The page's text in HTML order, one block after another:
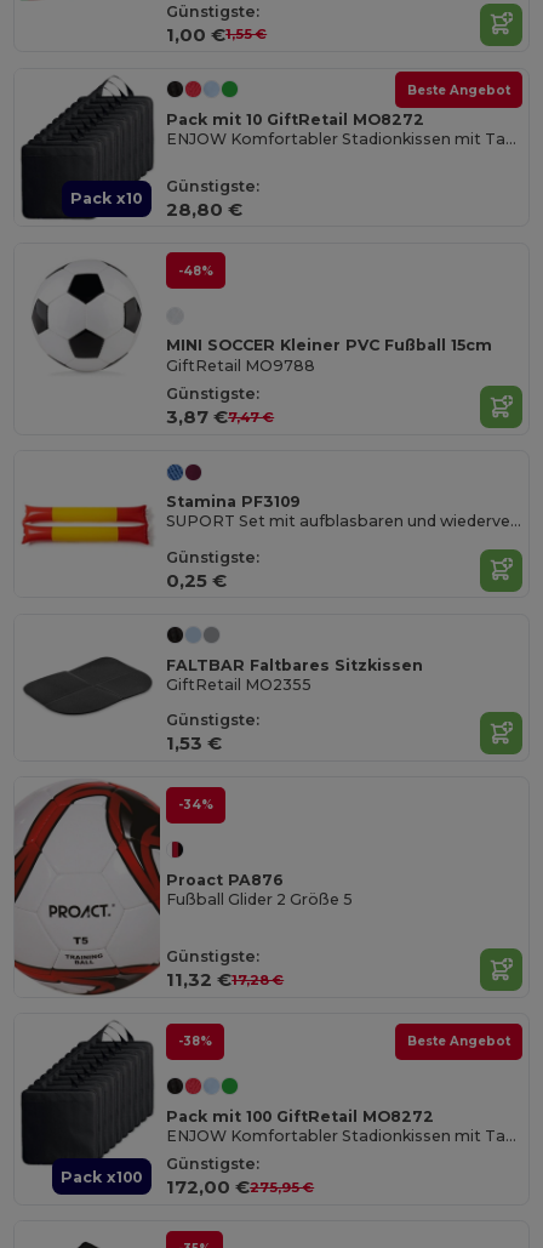
Günstigste:
1,00 €1,55 €
Pack x10
Beste Angebot
Pack mit 10 GiftRetail MO8272
ENJOW Komfortabler Stadionkissen mit Tasche
Günstigste:
28,80 €
-48%
MINI SOCCER Kleiner PVC Fußball 15cm
GiftRetail MO9788
Günstigste:
3,87 €7,47 €
Stamina PF3109
SUPORT Set mit aufblasbaren und wiederverwendbaren Schlagstöcken für Cheeleder aus LDPE
Günstigste:
0,25 €
FALTBAR Faltbares Sitzkissen
GiftRetail MO2355
Günstigste:
1,53 €
-34%
Proact PA876
Fußball Glider 2 Größe 5
Günstigste:
11,32 €17,28 €
Pack x100
-38% Beste Angebot
Pack mit 100 GiftRetail MO8272
ENJOW Komfortabler Stadionkissen mit Tasche
Günstigste:
172,00 €275,95 €